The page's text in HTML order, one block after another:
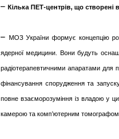
– Кілька ПЕТ-центрів, що створені
– МОЗ України формує концепцію
ядерної медицини. Вони будуть
радіотерапевтичними апаратами для
фінансування спорудження та
повне взаєморозуміння із владою у
камерою та комп’ютерним